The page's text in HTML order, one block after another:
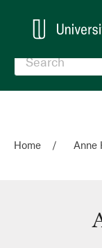
Home Anne